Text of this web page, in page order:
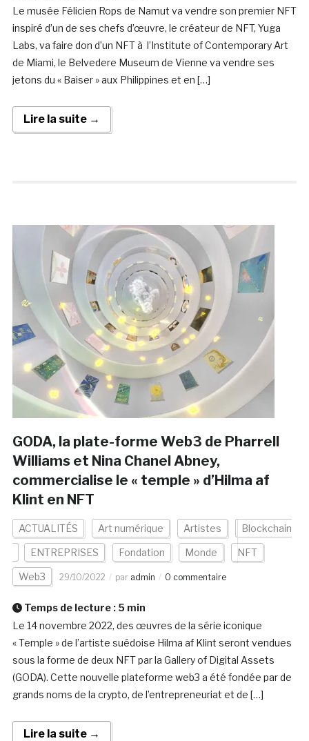
Le musée Félicien Rops de Namut va vendre son premier NFT
inspiré d’un de ses chefs d’œuvre, le créateur de NFT, Yuga
Labs, va faire don d’un NFT à l’Institute of Contemporary Art
de Miami, le Belvedere Museum de Vienne va vendre ses
jetons du « Baiser » aux Philippines et en […]
Lire la suite →
GODA, la plate-forme Web3 de Pharrell
Williams et Nina Chanel Abney,
commercialise le « temple » d’Hilma af
Klint en NFT
ACTUALITÉS Art numérique Artistes Blockchain
ENTREPRISES Fondation Monde NFT
Web3 29/10/2022 par admin 0 commentaire
Temps de lecture : 5 min
Le 14 novembre 2022, des œuvres de la série iconique
« Temple » de l’artiste suédoise Hilma af Klint seront vendues
sous la forme de deux NFT par la Gallery of Digital Assets
(GODA). Cette nouvelle plateforme web3 a été fondée par de
grands noms de la crypto, de l’entrepreneuriat et de […]
Lire la suite →